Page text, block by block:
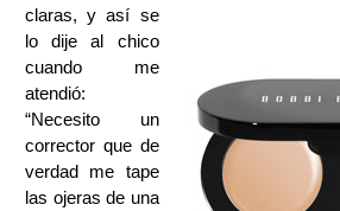
claras, y así se
lo dije al chico
cuando me
atendió:
“Necesito un
corrector que de
verdad me tape
las ojeras de una